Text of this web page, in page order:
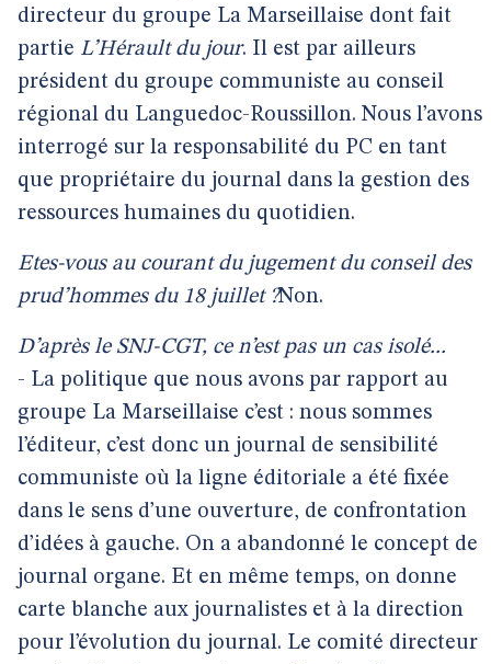
directeur du groupe La Marseillaise dont fait
partie L’Hérault du jour. Il est par ailleurs
président du groupe communiste au conseil
régional du Languedoc-Roussillon. Nous l’avons
interrogé sur la responsabilité du PC en tant
que propriétaire du journal dans la gestion des
ressources humaines du quotidien.
Etes-vous au courant du jugement du conseil des
prud’hommes du 18 juillet ?Non.
D’après le SNJ-CGT, ce n’est pas un cas isolé...
- La politique que nous avons par rapport au
groupe La Marseillaise c’est : nous sommes
l’éditeur, c’est donc un journal de sensibilité
communiste où la ligne éditoriale a été fixée
dans le sens d’une ouverture, de confrontation
d’idées à gauche. On a abandonné le concept de
journal organe. Et en même temps, on donne
carte blanche aux journalistes et à la direction
pour l’évolution du journal. Le comité directeur